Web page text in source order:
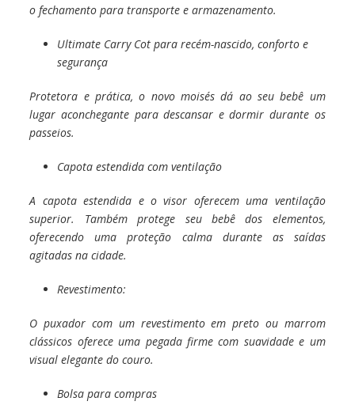
o fechamento para transporte e armazenamento.
Ultimate Carry Cot para recém-nascido, conforto e
segurança
Protetora e prática, o novo moisés dá ao seu bebê um
lugar aconchegante para descansar e dormir durante os
passeios.
Capota estendida com ventilação
A capota estendida e o visor oferecem uma ventilação
superior. Também protege seu bebê dos elementos,
oferecendo uma proteção calma durante as saídas
agitadas na cidade.
Revestimento:
O puxador com um revestimento em preto ou marrom
clássicos oferece uma pegada firme com suavidade e um
visual elegante do couro.
Bolsa para compras